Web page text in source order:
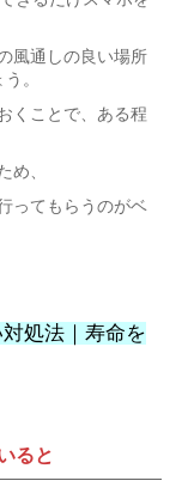
風通しの良い場所
。
くことで、ある程
め、
ってもらうのがベ
処法｜寿命を
ると